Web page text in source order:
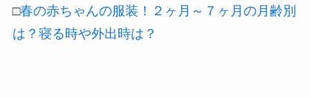
□春の赤ちゃんの服装！２ヶ月～７ヶ月の月齢別
は？寝る時や外出時は？